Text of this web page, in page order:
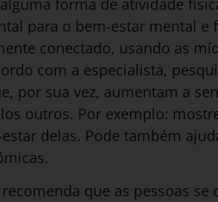
para o bem-estar mental e
conectado, usando as
com a especialista,
por sua vez, aumentam a
outros. Por exemplo:
delas. Pode também
que as pessoas